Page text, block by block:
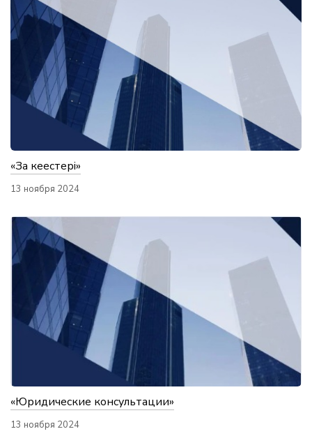
«Заң кеңестері»
13 ноября 2024
«Юридические консультации»
13 ноября 2024